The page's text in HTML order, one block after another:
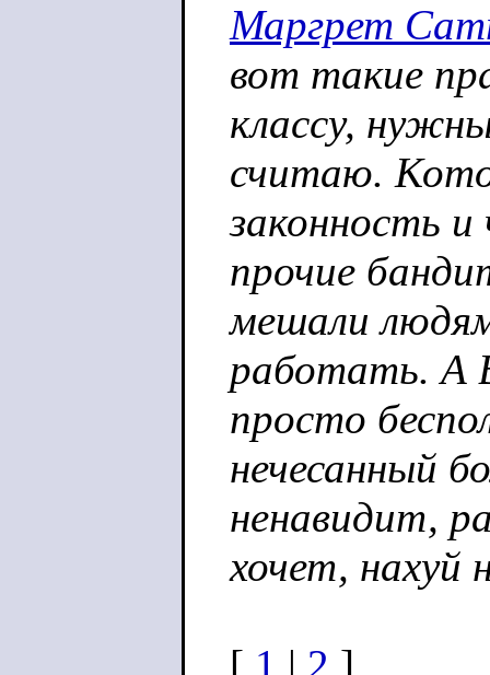
Маргрет
вот такие
классу,
считаю.
законность
прочие
мешали
работать. А
просто
нечесанный
ненавидит,
хочет, нахуй
[ 1 | 2 ]